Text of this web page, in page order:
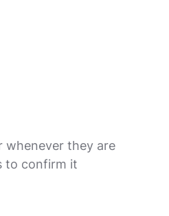
whenever they are
to confirm it